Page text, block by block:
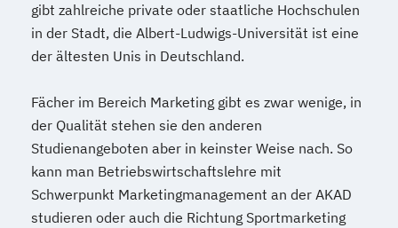
gibt zahlreiche private oder staatliche Hochschulen
in der Stadt, die Albert-Ludwigs-Universität ist eine
der ältesten Unis in Deutschland.
Fächer im Bereich Marketing gibt es zwar wenige, in
der Qualität stehen sie den anderen
Studienangeboten aber in keinster Weise nach. So
kann man Betriebswirtschaftslehre mit
Schwerpunkt Marketingmanagement an der AKAD
studieren oder auch die Richtung Sportmarketing